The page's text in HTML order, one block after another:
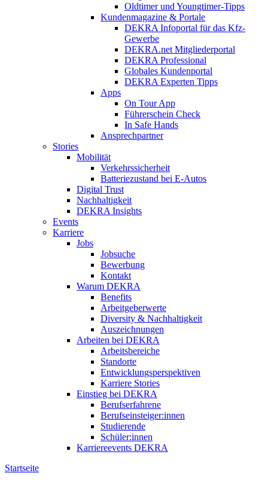
Oldtimer und Youngtimer-Tipps
Kundenmagazine & Portale
DEKRA Infoportal für das Kfz-
Gewerbe
DEKRA.net Mitgliederportal
DEKRA Professional
Globales Kundenportal
DEKRA Experten Tipps
Apps
On Tour App
Führerschein Check
In Safe Hands
Ansprechpartner
Stories
Mobilität
Verkehrssicherheit
Batteriezustand bei E-Autos
Digital Trust
Nachhaltigkeit
DEKRA Insights
Events
Karriere
Jobs
Jobsuche
Bewerbung
Kontakt
Warum DEKRA
Benefits
Arbeitgeberwerte
Diversity & Nachhaltigkeit
Auszeichnungen
Arbeiten bei DEKRA
Arbeitsbereiche
Standorte
Entwicklungsperspektiven
Karriere Stories
Einstieg bei DEKRA
Berufserfahrene
Berufseinsteiger:innen
Studierende
Schüler:innen
Karriereevents DEKRA
Startseite